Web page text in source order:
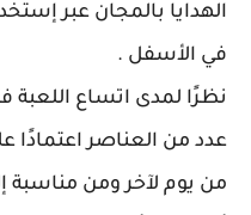
الهدايا بالمجان عبر
في الأسفل .
نظرًا لمدى اتساع اللعبة
عدد من العناصر اعتمادًا
من يوم لآخر ومن مناسبة